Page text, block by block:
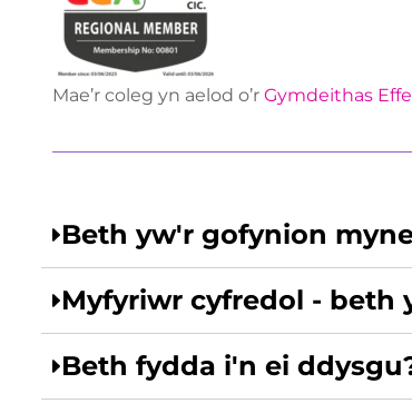
Mae’r coleg yn aelod o’r Gymdeithas
Beth yw'r gofynion
Myfyriwr cyfredol - beth
Beth fydda i'n ei